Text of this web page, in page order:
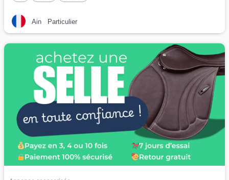
Ain Particulier